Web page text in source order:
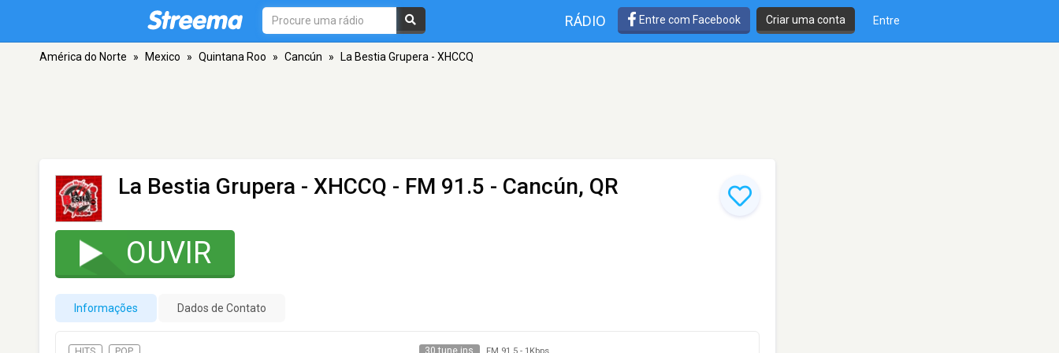
RÁDIO Entre com Facebook Criar uma conta Entre
América do Norte » Mexico » Quintana Roo » Cancún » La Bestia Grupera - XHCCQ
La Bestia Grupera - XHCCQ - FM 91.5 - Cancún, QR
OUVIR
Informações Dados de Contato